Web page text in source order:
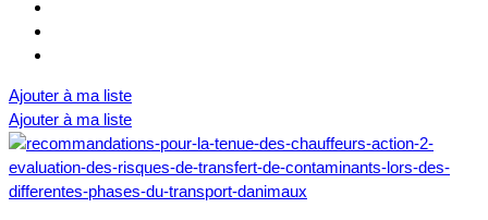
Ajouter à ma liste
Ajouter à ma liste